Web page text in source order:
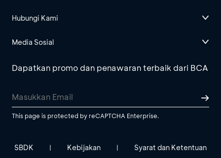
Hubungi Kami
Media Sosial
Dapatkan promo dan penawaran terbaik dari BCA
This page is protected by reCAPTCHA Enterprise.
SBDK | Kebijakan | Syarat dan Ketentuan